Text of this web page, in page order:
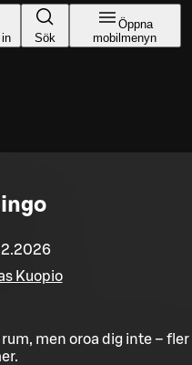
in Sök
Öppna
mobilmenyn
Kuopio
men oroa dig inte – fler